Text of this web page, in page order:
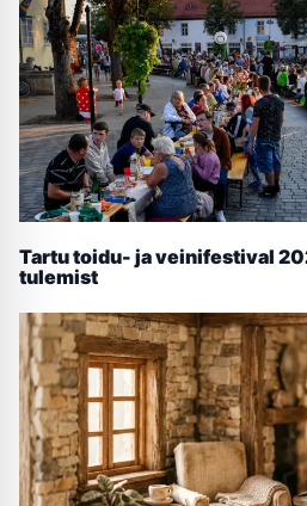
Tartu toidu- ja veinifestival
tulemist